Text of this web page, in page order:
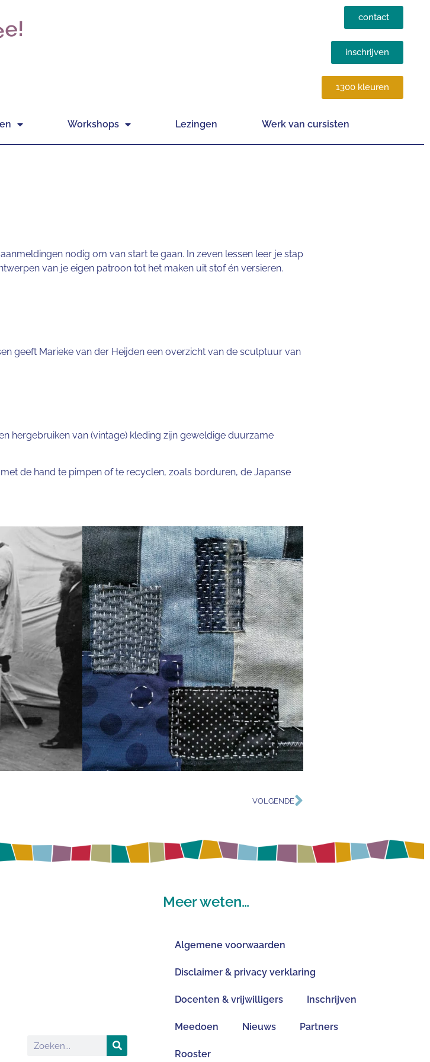
contact
inschrijven
1300 kleuren
Workshops Lezingen Werk van cursisten
nodig om van start te gaan. In zeven lessen leer je stap
van je eigen patroon tot het maken uit stof én versieren.
geeft Marieke van der Heijden een overzicht van de sculptuur van
hergebruiken van (vintage) kleding zijn geweldige duurzame
de hand te pimpen of te recyclen, zoals borduren, de Japanse
VOLGENDE
Meer weten…
Algemene voorwaarden
Disclaimer & privacy verklaring
Docenten & vrijwilligers Inschrijven
Meedoen Nieuws Partners
Rooster